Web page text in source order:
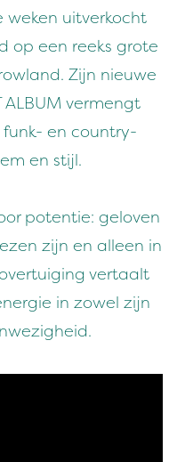
weken uitverkocht
op een reeks grote
Zijn nieuwe
ALBUM vermengt
en country-
en stijl.
potentie: geloven
zijn en alleen in
vertaalt
in zowel zijn